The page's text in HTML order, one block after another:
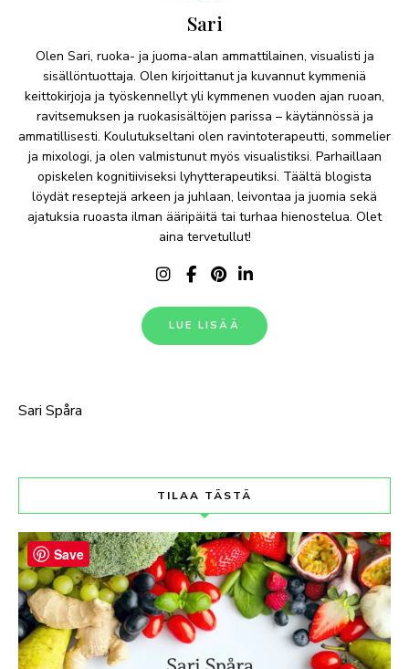
Sari
Olen Sari, ruoka- ja juoma-alan ammattilainen, visualisti ja
sisällöntuottaja. Olen kirjoittanut ja kuvannut kymmeniä
keittokirjoja ja työskennellyt yli kymmenen vuoden ajan ruoan,
ravitsemuksen ja ruokasisältöjen parissa – käytännössä ja
ammatillisesti. Koulutukseltani olen ravintoterapeutti, sommelier
ja mixologi, ja olen valmistunut myös visualistiksi. Parhaillaan
opiskelen kognitiiviseksi lyhytterapeutiksi. Täältä blogista
löydät reseptejä arkeen ja juhlaan, leivontaa ja juomia sekä
ajatuksia ruoasta ilman ääripäitä tai turhaa hienostelua. Olet
aina tervetullut!
LUE LISÄÄ
Sari Spåra
TILAA TÄSTÄ
Save